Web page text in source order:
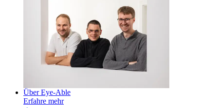
Über Eye-Able
Erfahre mehr